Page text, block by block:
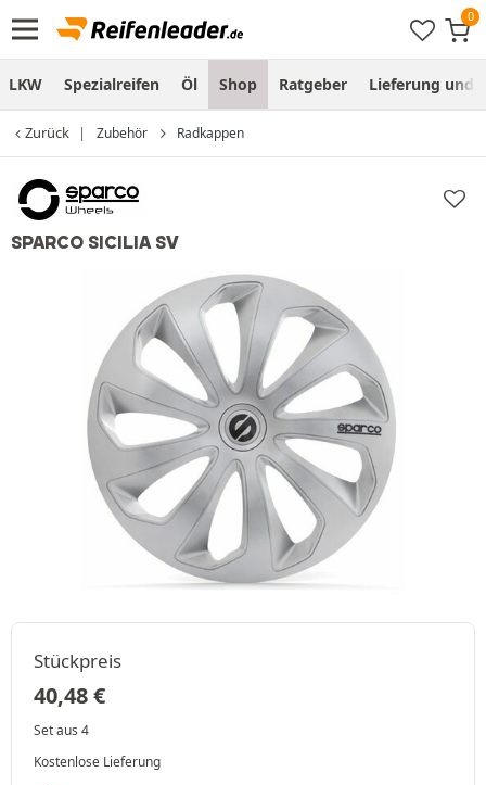
LKW Spezialreifen Öl Shop Ratgeber Lieferung und
Zurück Zubehör Radkappen
SPARCO SICILIA SV
Stückpreis
40,48€
Set aus 4
Kostenlose Lieferung